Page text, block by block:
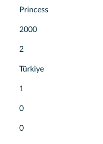
ve diğer su sporları ve
Princess
2000
2
Türkiye
1
0
0